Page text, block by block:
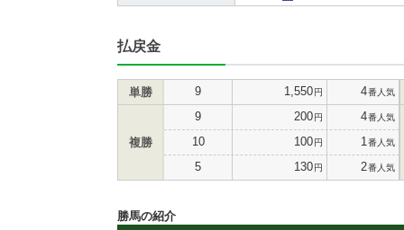
払戻金
単勝 9 1,550円 4番人気
複勝
9 200円 4番人気
10 100円 1 番人気
5 130円 2番人気
勝馬の紹介